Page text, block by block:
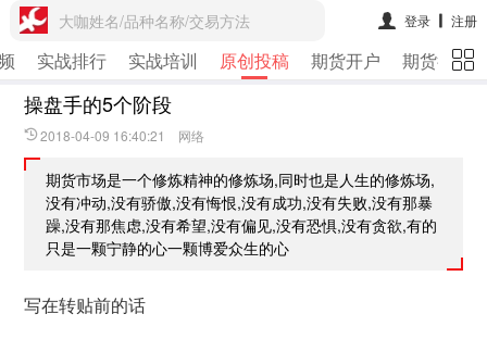
大咖姓名/品种名称/交易方法 登录 注册
实战排行 实战培训 原创投稿 期货开户 期货行情
操盘手的5个阶段
2018-04-09 16:40:21 网络
期货市场是一个修炼精神的修炼场,同时也是人生的修炼场,
没有冲动,没有骄傲,没有悔恨,没有成功,没有失败,没有那暴
躁,没有那焦虑,没有希望,没有偏见,没有恐惧,没有贪欲,有的
只是一颗宁静的心一颗博爱众生的心
写在转贴前的话